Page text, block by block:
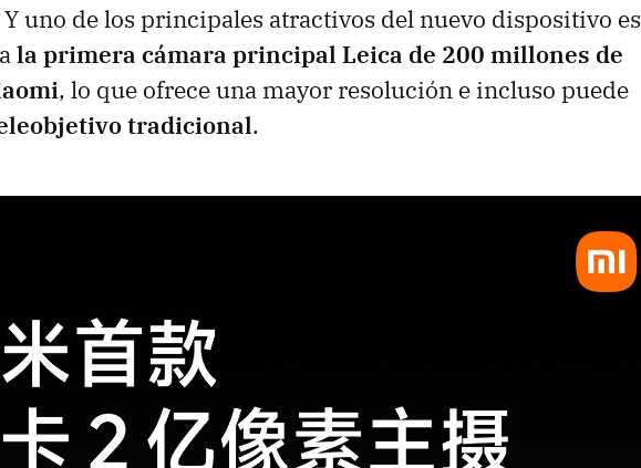
uno de los principales atractivos del nuevo dispositivo es
la primera cámara principal Leica de 200 millones de
, lo que ofrece una mayor resolución e incluso puede
tradicional.